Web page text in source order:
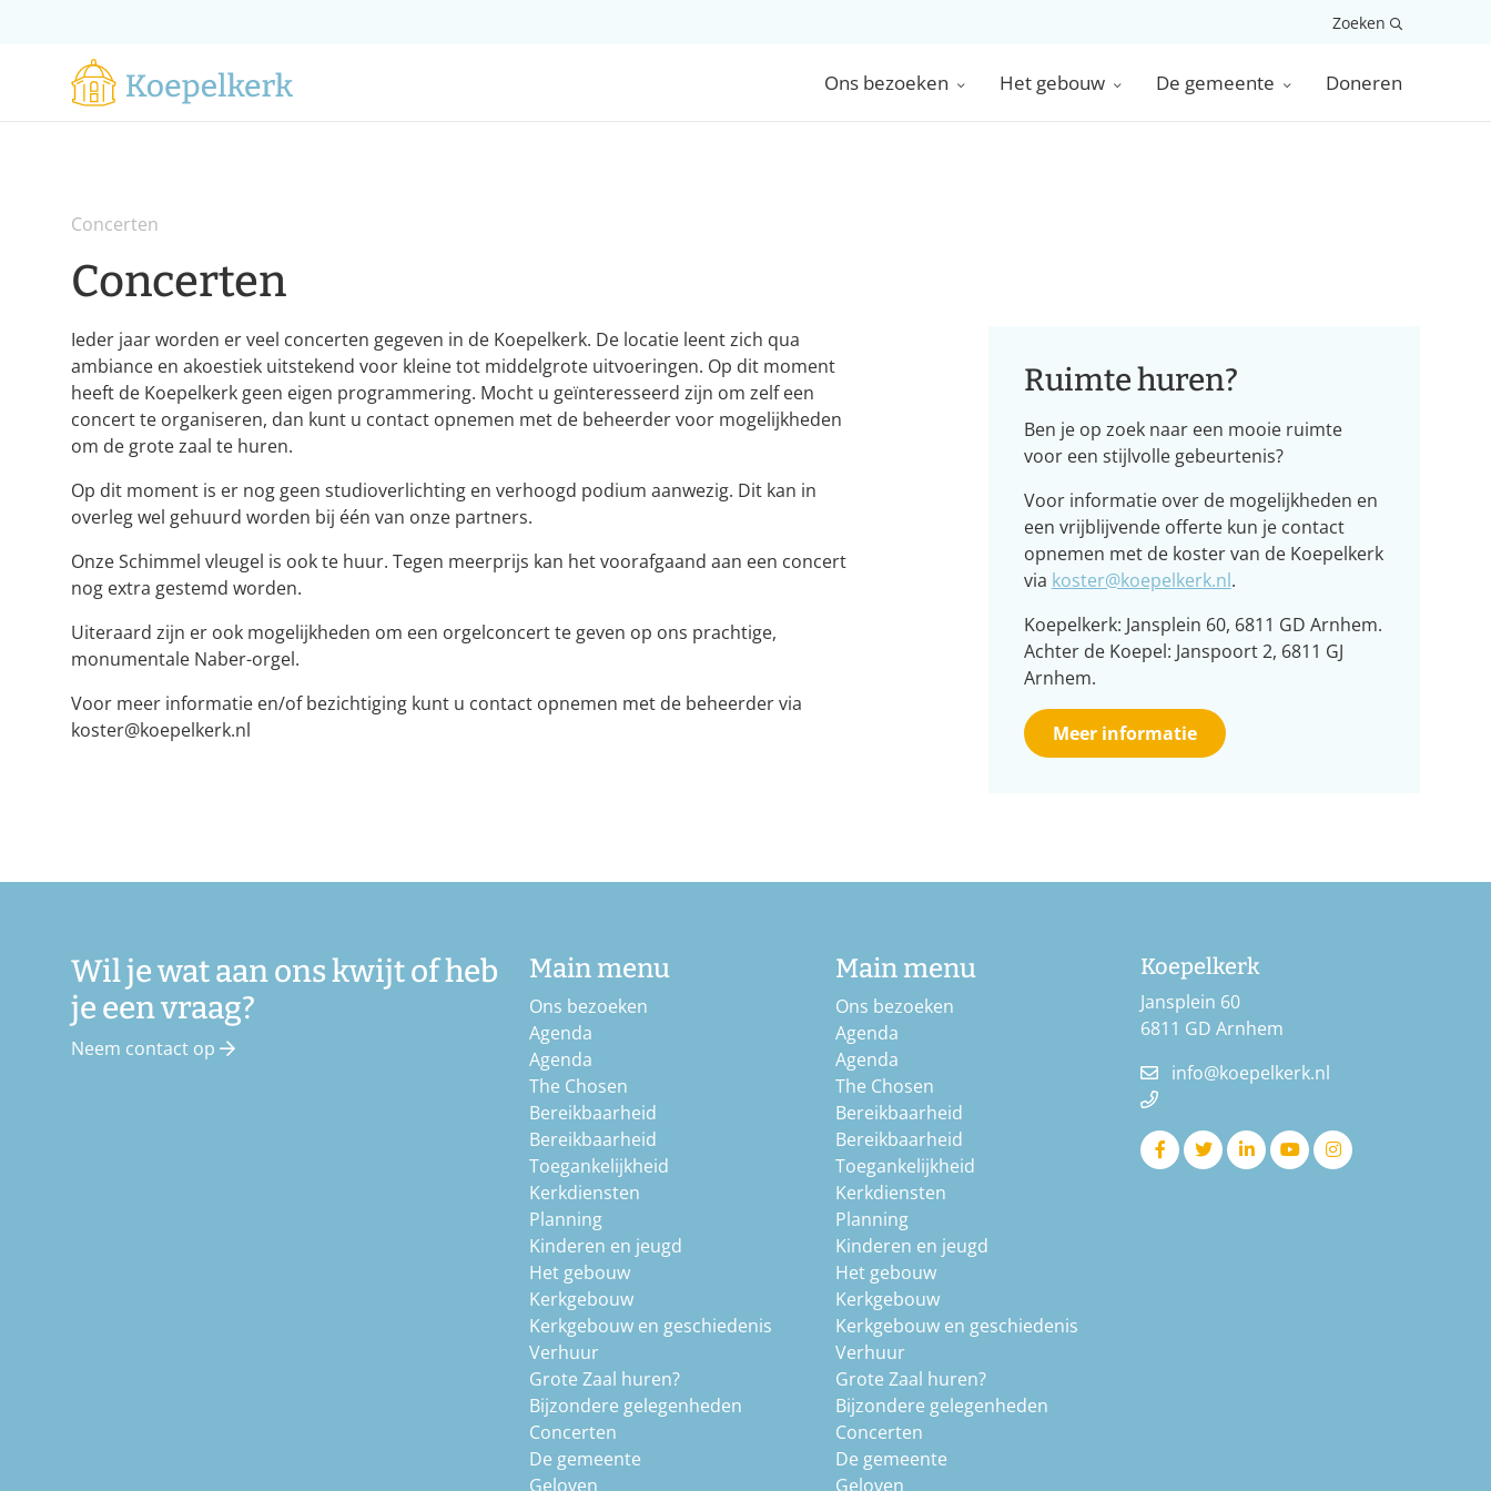
Zoeken
Ons bezoeken Het gebouw De gemeente Doneren
Concerten
Concerten
Ieder jaar worden er veel concerten gegeven in de Koepelkerk. De locatie leent zich qua
ambiance en akoestiek uitstekend voor kleine tot middelgrote uitvoeringen. Op dit moment
heeft de Koepelkerk geen eigen programmering. Mocht u geïnteresseerd zijn om zelf een
concert te organiseren, dan kunt u contact opnemen met de beheerder voor mogelijkheden
om de grote zaal te huren.
Op dit moment is er nog geen studioverlichting en verhoogd podium aanwezig. Dit kan in
overleg wel gehuurd worden bij één van onze partners.
Onze Schimmel vleugel is ook te huur. Tegen meerprijs kan het voorafgaand aan een concert
nog extra gestemd worden.
Uiteraard zijn er ook mogelijkheden om een orgelconcert te geven op ons prachtige,
monumentale Naber-orgel.
Voor meer informatie en/of bezichtiging kunt u contact opnemen met de beheerder via
koster@koepelkerk.nl
Ruimte huren?
Ben je op zoek naar een mooie ruimte
voor een stijlvolle gebeurtenis?
Voor informatie over de mogelijkheden en
een vrijblijvende offerte kun je contact
opnemen met de koster van de Koepelkerk
via koster@koepelkerk.nl.
Koepelkerk: Jansplein 60, 6811 GD Arnhem.
Achter de Koepel: Janspoort 2, 6811 GJ
Arnhem.
Meer informatie
Wil je wat aan ons kwijt of heb
je een vraag?
Neem contact op
Main menu
Ons bezoeken
Agenda
Agenda
The Chosen
Bereikbaarheid
Bereikbaarheid
Toegankelijkheid
Kerkdiensten
Planning
Kinderen en jeugd
Het gebouw
Kerkgebouw
Kerkgebouw en geschiedenis
Verhuur
Grote Zaal huren?
Bijzondere gelegenheden
Concerten
De gemeente
Geloven
Main menu
Ons bezoeken
Agenda
Agenda
The Chosen
Bereikbaarheid
Bereikbaarheid
Toegankelijkheid
Kerkdiensten
Planning
Kinderen en jeugd
Het gebouw
Kerkgebouw
Kerkgebouw en geschiedenis
Verhuur
Grote Zaal huren?
Bijzondere gelegenheden
Concerten
De gemeente
Geloven
Koepelkerk
Jansplein 60
6811 GD Arnhem
info@koepelkerk.nl